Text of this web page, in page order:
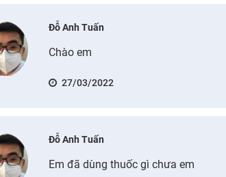
Đỗ Anh Tuấn
Chào em
27/03/2022
Đỗ Anh Tuấn
Em đã dùng thuốc gì chưa em